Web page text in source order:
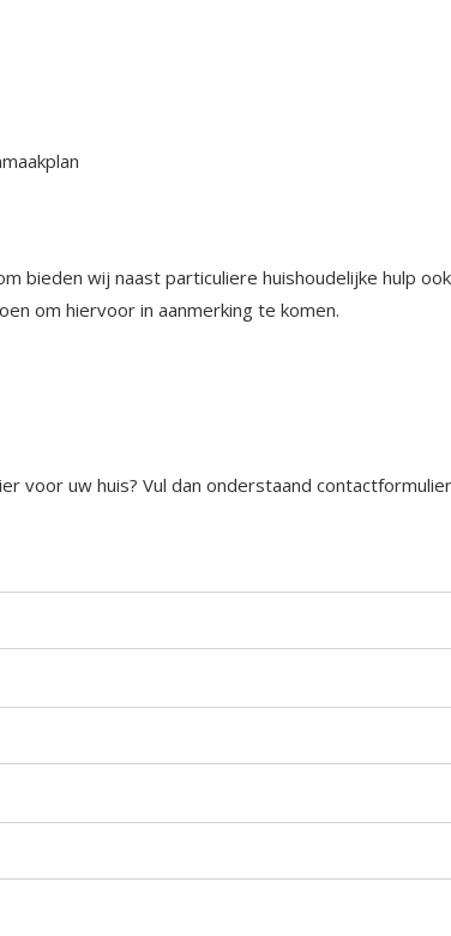
bieden wij naast particuliere huishoudelijke hulp
om hiervoor in aanmerking te komen.
voor uw huis? Vul dan onderstaand